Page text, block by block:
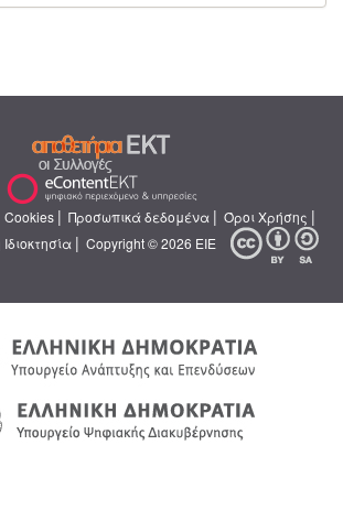
Cookies | Προσωπικά δεδομένα | Όροι Χρήσης |
| Copyright © 2026 ΕΙΕ